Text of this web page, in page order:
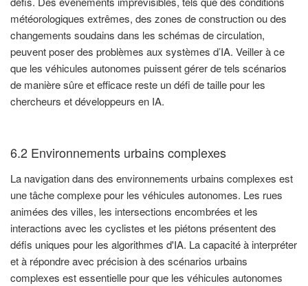
météorologiques extrêmes, des zones de construction ou des
changements soudains dans les schémas de circulation,
peuvent poser des problèmes aux systèmes d’IA. Veiller à ce
que les véhicules autonomes puissent gérer de tels scénarios
de manière sûre et efficace reste un défi de taille pour les
chercheurs et développeurs en IA.
6.2 Environnements urbains complexes
La navigation dans des environnements urbains complexes est
une tâche complexe pour les véhicules autonomes. Les rues
animées des villes, les intersections encombrées et les
interactions avec les cyclistes et les piétons présentent des
défis uniques pour les algorithmes d'IA. La capacité à interpréter
et à répondre avec précision à des scénarios urbains
complexes est essentielle pour que les véhicules autonomes